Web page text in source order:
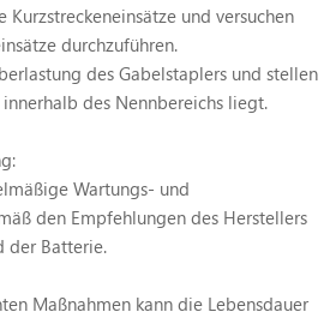
Kurzstreckeneinsätze und versuchen
durchzuführen.
des Gabelstaplers und stellen
innerhalb des Nennbereichs liegt.
Wartungs- und
den Empfehlungen des Herstellers
der Batterie.
Maßnahmen kann die Lebensdauer